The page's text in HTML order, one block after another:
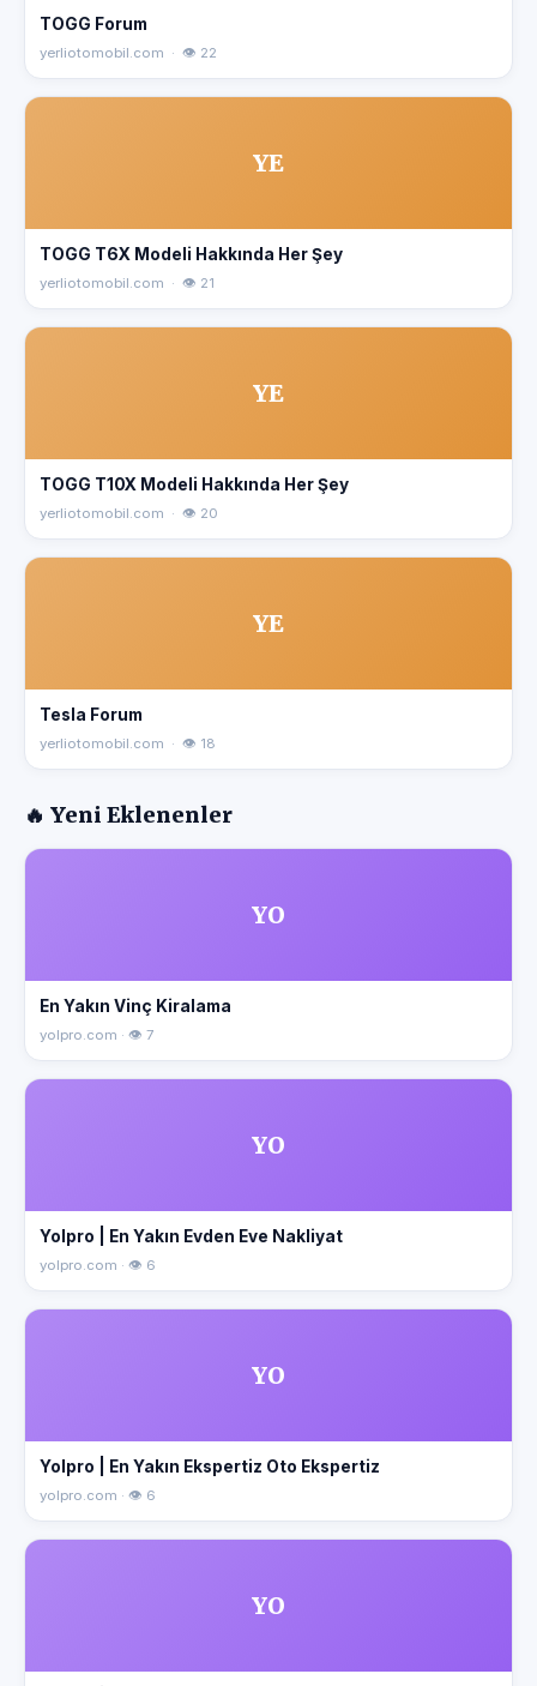
TOGG Forum
yerliotomobil.com · 👁 22
YE
TOGG T6X Modeli Hakkında Her Şey
yerliotomobil.com · 👁 21
YE
TOGG T10X Modeli Hakkında Her Şey
yerliotomobil.com · 👁 20
YE
Tesla Forum
yerliotomobil.com · 👁 18
🔥 Yeni Eklenenler
YO
En Yakın Vinç Kiralama
yolpro.com · 👁 7
YO
Yolpro | En Yakın Evden Eve Nakliyat
yolpro.com · 👁 6
YO
Yolpro | En Yakın Ekspertiz Oto Ekspertiz
yolpro.com · 👁 6
YO